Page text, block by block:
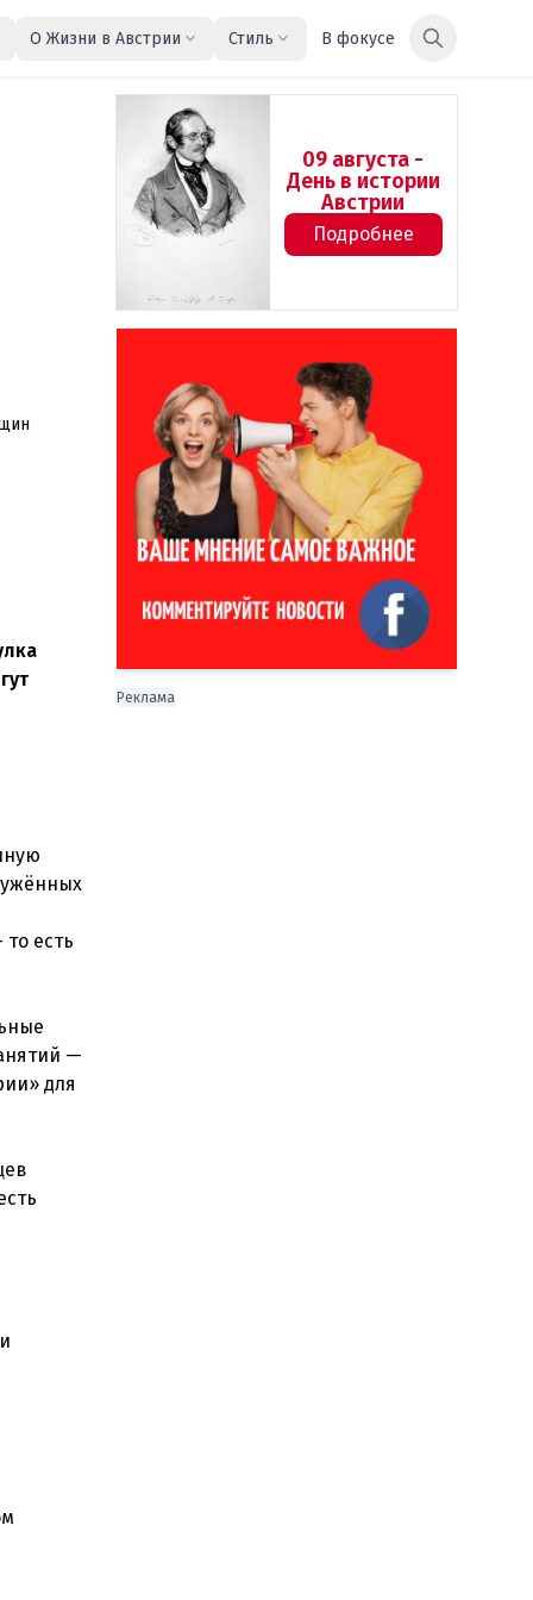
О Жизни в Австрии Стиль В фокусе
есть
—
для
09 августа -
День в истории
Австрии
Подробнее
Реклама